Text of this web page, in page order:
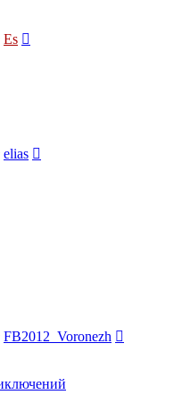
Es
elias
FB2012_Voronezh